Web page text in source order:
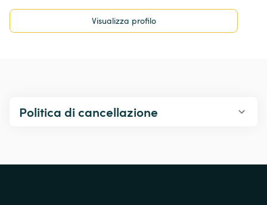
Visualizza profilo
Politica di cancellazione